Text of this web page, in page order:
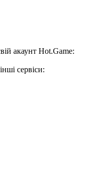
акаунт Hot.Game:
сервіси: